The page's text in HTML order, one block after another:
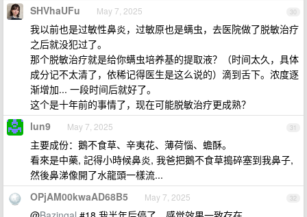
30
SHVhaUFu May 7, 2025
我以前也是过敏性鼻炎，过敏原也是螨虫，去医院做了脱敏治疗
之后就没犯过了。
那个脱敏治疗就是给你螨虫培养基的提取液？（时间太久，具体
成分记不太清了，依稀记得医生是这么说的）滴到舌下。浓度逐
渐增加... 一段时间后就好了。
这个是十年前的事情了，现在可能脱敏治疗更成熟？
31
lun9 May 7, 2025
主要成份：鵝不食草、辛夷花、薄荷惱、蟾酥。
看來是中藥, 記得小時候鼻炎, 我爸把鵝不食草搗碎塞到我鼻子,
然後鼻涕像開了水龍頭一樣流...
32
OPjAM00kwaAD68B5 May 7, 2025